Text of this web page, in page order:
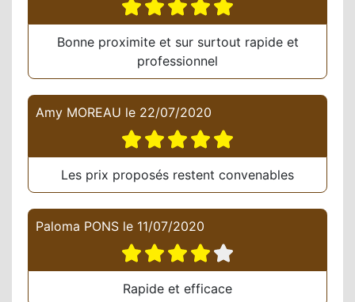
Bonne proximite et sur surtout rapide et
professionnel
Amy MOREAU le 22/07/2020
Les prix proposés restent convenables
Paloma PONS le 11/07/2020
Rapide et efficace